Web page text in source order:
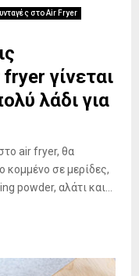
στο Air Fryer
γίνεται
λάδι για
air fryer, θα
κομμένο σε μερίδες,
powder, αλάτι και...